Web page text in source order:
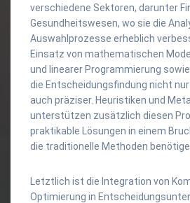
verschiedene Sektoren, darunter
Gesundheitswesen, wo sie die
Auswahlprozesse erheblich
Einsatz von mathematischen
und linearer Programmierung
die Entscheidungsfindung nicht
auch präziser. Heuristiken und
unterstützen zusätzlich diesen
praktikable Lösungen in einem
die traditionelle Methoden
Letztlich ist die Integration von
Optimierung in